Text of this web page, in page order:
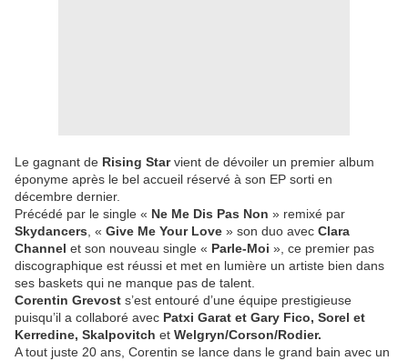
Le gagnant de Rising Starvient de dévoiler un premier album
éponyme après le bel accueil réservé à son EP sorti en
décembre dernier.
Précédé par le single « Ne Me Dis Pas Non » remixé par
Skydancers , « Give Me Your Love » son duo avec Clara
Channel et son nouveau single « Parle-Moi », ce premier pas
discographique est réussi et met en lumière un artiste bien dans
ses baskets qui ne manque pas de talent.
Corentin Grevost s’est entouré d’une équipe prestigieuse
puisqu’il a collaboré avec Patxi Garat et Gary Fico, Sorel et
Kerredine, Skalpovitch et Welgryn/Corson/Rodier.
A tout juste 20 ans, Corentin se lance dans le grand bain avec un